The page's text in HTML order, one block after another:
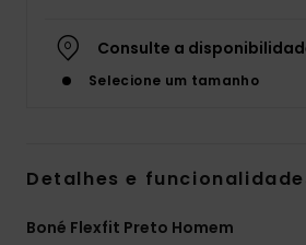
Consulte a
Selecione um tamanho
Detalhes e
Boné Flexfit Preto Homem